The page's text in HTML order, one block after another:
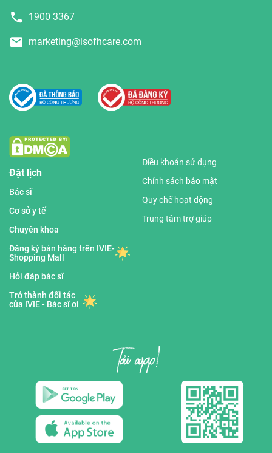
1900 3367
marketing@isofhcare.com
Đặt lịch
Bác sĩ
Cơ sở y tế
Chuyên khoa
Đăng ký bán hàng trên IVIE-
Shopping Mall
Hỏi đáp bác sĩ
Trở thành đối tác
của IVIE - Bác sĩ ơi
Điều khoản sử dụng
Chính sách bảo mật
Quy chế hoạt động
Trung tâm trợ giúp